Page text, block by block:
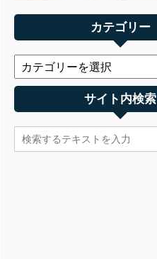
カテゴリー
サイト内検索